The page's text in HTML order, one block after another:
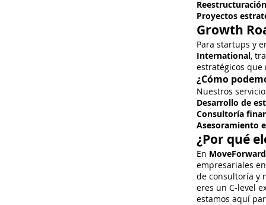
Proyectos
Growth
Para startups y
International,
estratégicos que
¿Cómo
Nuestros
Desarrollo de
Consultoría
Asesoramiento
¿Por qué
En
empresariales
de consultoría y
eres un C-level
estamos aquí